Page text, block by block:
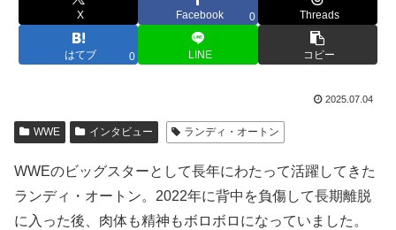
X Facebook 0 Threads
はてブ 0 LINE コピー
2025.07.04
WWE インタビュー ランディ・オートン
WWEのビッグスターとして長年にわたって活躍してきた
ランディ・オートン。2022年に背中を負傷して長期離脱
に入った後、肉体も精神もボロボロになっていました。